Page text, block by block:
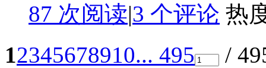
87 次阅读|3 个评论 热
12345678910... 495
/